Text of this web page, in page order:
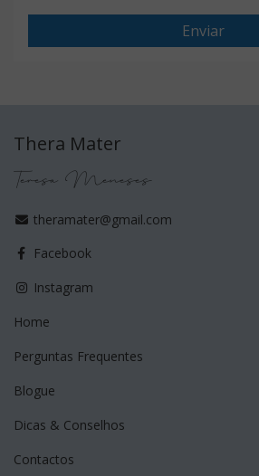
Enviar
Thera Mater
Teresa Meneses
theramater@gmail.com
Facebook
Instagram
Home
Perguntas Frequentes
Blogue
Dicas & Conselhos
Contactos